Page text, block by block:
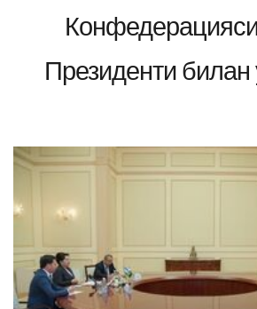
Президенти